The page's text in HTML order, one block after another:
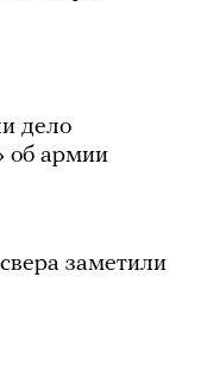
дело
об армии
заметили